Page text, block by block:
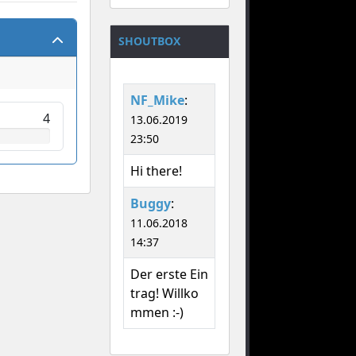
4
SHOUTBOX
NF_Mike:
13.06.2019
23:50
Hi there!
Buggy:
11.06.2018
14:37
Der erste Ein
trag! Willko
mmen :-)